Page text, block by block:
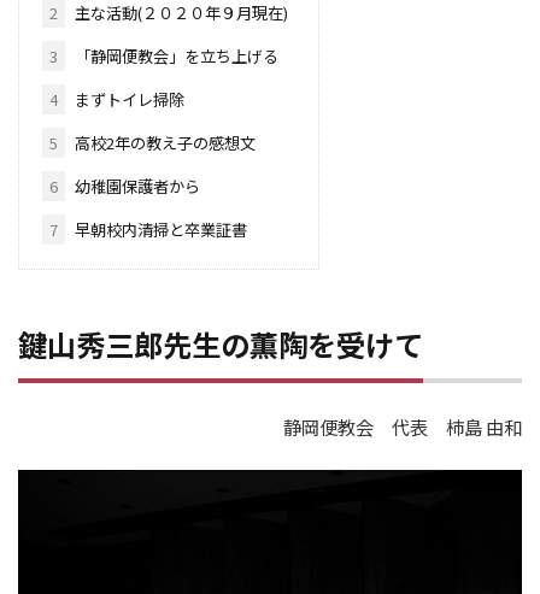
2
主な活動(２０２０年９月現在)
3
「静岡便教会」を立ち上げる
4
まずトイレ掃除
5
高校2年の教え子の感想文
6
幼稚園保護者から
7
早朝校内清掃と卒業証書
鍵山秀三郎先生の薫陶を受けて
静岡便教会 代表 柿島 由和